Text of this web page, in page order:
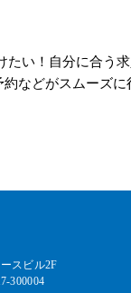
たい！自分に合う
約などがスムーズ
スビル2F
300004